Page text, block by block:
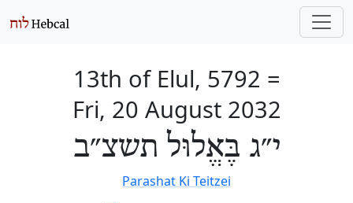
13th of Elul, 5792 =
Fri, 20 August 2032
י״ג בֶּאֱלוּל תשצ״ב
Parashat Ki Teitzei